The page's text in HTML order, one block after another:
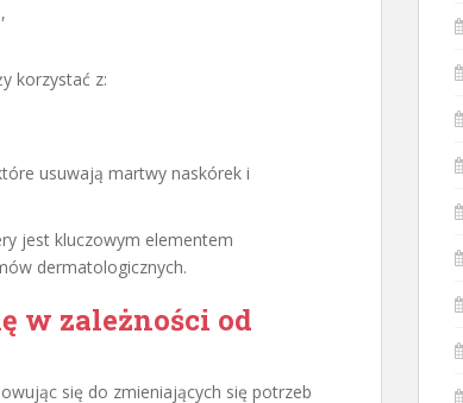
korzystać z:
usuwają martwy naskórek i
jest kluczowym elementem
dermatologicznych.
w zależności od
się do zmieniających się potrzeb